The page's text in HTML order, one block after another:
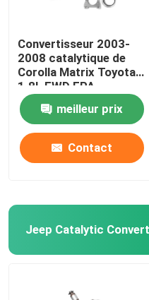
Front Catalytic
Convertisseur
Convertisseur
Convertisseur
Lexus Catalytic
Convertisseur 2003-
2008 catalytique de
Corolla Matrix Toyota
1.8L FWD EPA
meilleur prix
Contact
Jeep Catalytic